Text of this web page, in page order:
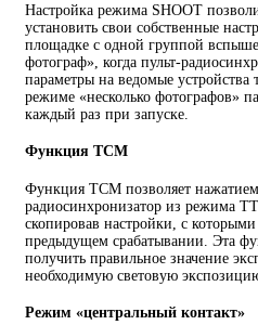
Настройка режима SHOOT
установить свои собственные
площадке с одной группой
фотограф», когда пульт-
параметры на ведомые
режиме «несколько фотографов»
каждый раз при запуске.
Функция TCM
Функция TCM позволяет
радиосинхронизатор из режима
скопировав настройки, с
предыдущем срабатывании. Эта
получить правильное значение
необходимую световую
Режим «центральный контакт»